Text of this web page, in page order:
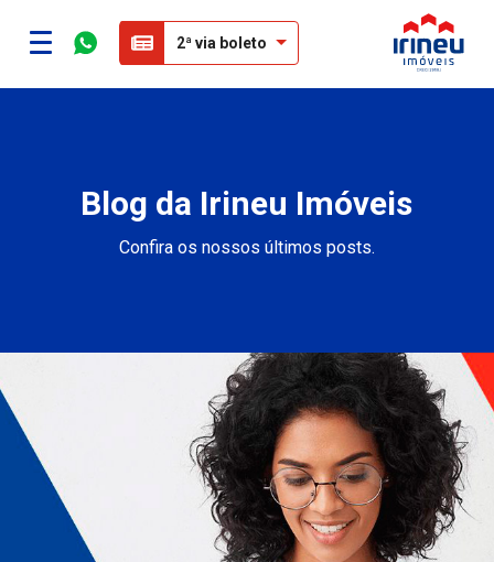
2ª via boleto
Blog da Irineu Imóveis
Confira os nossos últimos posts.